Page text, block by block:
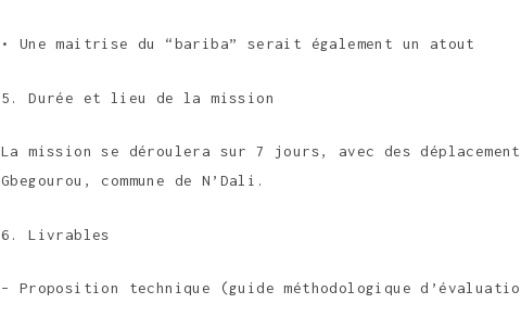
• Une maitrise du “bariba” serait également un atout
5. Durée et lieu de la mission
La mission se déroulera sur 7 jours, avec des
Gbegourou, commune de N’Dali.
6. Livrables
– Proposition technique (guide méthodologique